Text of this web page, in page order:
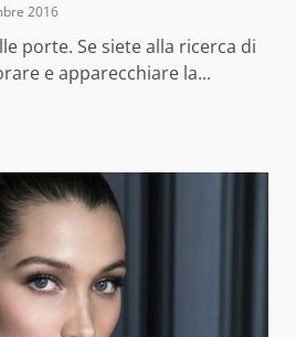
2016
porte. Se siete alla ricerca di
e apparecchiare la...